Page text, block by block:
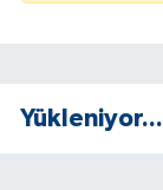
Yükleniyor...